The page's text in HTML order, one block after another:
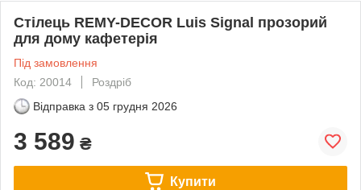
Стілець REMY-DECOR Luis Signal прозорий
для дому кафетерія
Під замовлення
Код: 20014
Роздріб
Відправка з 05 грудня 2026
3 589 ₴
Купити